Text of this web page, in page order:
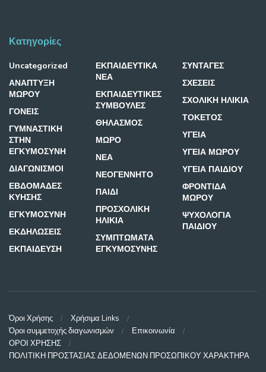
Κατηγορίες
Uncategorized
ΑΝΑΠΤΥΞΗ
ΜΩΡΟΥ
ΓΟΝΕΙΣ
ΓΥΜΝΑΣΤΙΚΗ
ΣΤΗΝ
ΕΓΚΥΜΟΣΥΝΗ
ΔΙΑΓΩΝΙΣΜΟΙ
ΕΒΔΟΜΑΔΕΣ
ΚΥΗΣΗΣ
ΕΓΚΥΜΟΣΥΝΗ
ΕΚΔΗΛΩΣΕΙΣ
ΕΚΠΑΙΔΕΥΣΗ
ΕΚΠΑΙΔΕΥΤΙΚΑ
ΝΕΑ
ΕΚΠΑΙΔΕΥΤΙΚΕΣ
ΣΥΜΒΟΥΛΕΣ
ΘΗΛΑΣΜΟΣ
ΜΩΡΟ
ΝΕΑ
ΝΕΟΓΕΝΝΗΤΟ
ΠΑΙΔΙ
ΠΡΟΣΧΟΛΙΚΗ
ΗΛΙΚΙΑ
ΣΥΜΠΤΩΜΑΤΑ
ΕΓΚΥΜΟΣΥΝΗΣ
ΣΥΝΤΑΓΕΣ
ΣΧΕΣΕΙΣ
ΣΧΟΛΙΚΗ ΗΛΙΚΙΑ
ΤΟΚΕΤΟΣ
ΥΓΕΙΑ
ΥΓΕΙΑ ΜΩΡΟΥ
ΥΓΕΙΑ ΠΑΙΔΙΟΥ
ΦΡΟΝΤΙΔΑ
ΜΩΡΟΥ
ΨΥΧΟΛΟΓΙΑ
ΠΑΙΔΙΟΥ
Όροι Χρήσης
Χρήσιμα Links
Όροι συμμετοχής διαγωνισμών
Επικοινωνία
ΟΡΟΙ ΧΡΗΣΗΣ
ΠΟΛΙΤΙΚΗ ΠΡΟΣΤΑΣΙΑΣ ΔΕΔΟΜΕΝΩΝ ΠΡΟΣΩΠΙΚΟΥ ΧΑΡΑΚΤΗΡΑ